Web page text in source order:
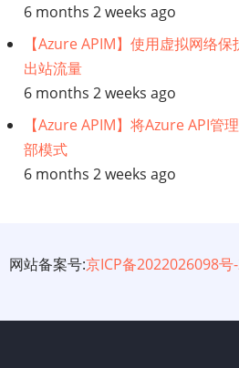
6 months 2 weeks ago
【Azure APIM】使用虚拟网络
出站流量
6 months 2 weeks ago
【Azure APIM】将Azure API管
部模式
6 months 2 weeks ago
网站备案号:京ICP备2022026098号